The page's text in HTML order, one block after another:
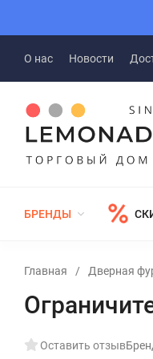
О нас Новости
БРЕНДЫ
Главная / Дверная
Оставить отзыв